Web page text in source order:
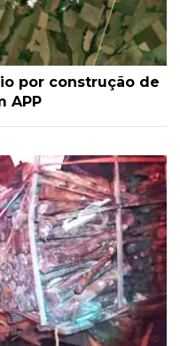
por construção de
APP